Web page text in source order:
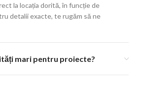
la locația dorită, în funcție de
detalii exacte, te rugăm să ne
mari pentru proiecte?